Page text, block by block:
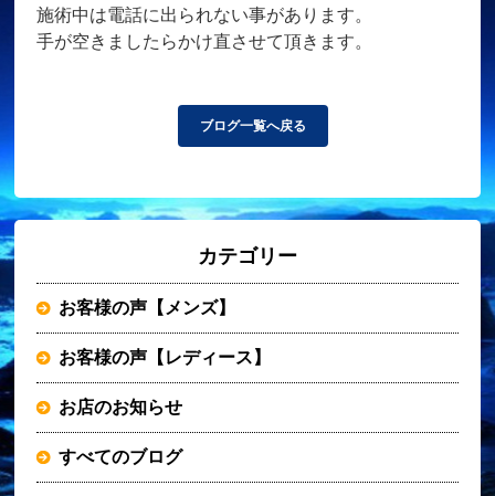
施術中は電話に出られない事があります。
手が空きましたらかけ直させて頂きます。
ブログ一覧へ戻る
カテゴリー
お客様の声【メンズ】
お客様の声【レディース】
お店のお知らせ
すべてのブログ